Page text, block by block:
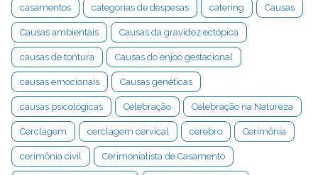
casamentos categorias de despesas catering Causas
Causas ambientais Causas da gravidez ectópica
causas de tontura Causas do enjoo gestacional
causas emocionais Causas genéticas
causas psicológicas Celebração Celebração na Natureza
Cerclagem cerclagem cervical cérebro Cerimônia
cerimônia civil Cerimonialista de Casamento